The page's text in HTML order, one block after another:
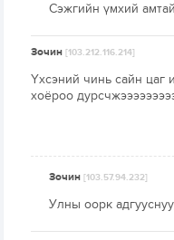
Сэжгийн үмхий
Зочин[103.212.116.214]
Үхсэний чинь сайн цаг
хоёроо
Зочин[103.57.94.232]
Улны оорк